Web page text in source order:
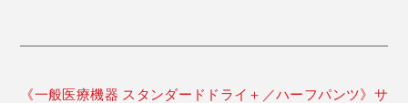
《一般医療機器 スタンダードドライ＋／ハーフパンツ》サ